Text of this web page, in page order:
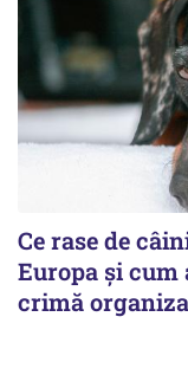
Ce rase de
Europa și cum
crimă